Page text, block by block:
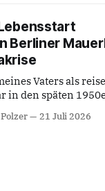
Berliner
Vaters als
in den späten
den Festzelten bei
21 Juli 2026